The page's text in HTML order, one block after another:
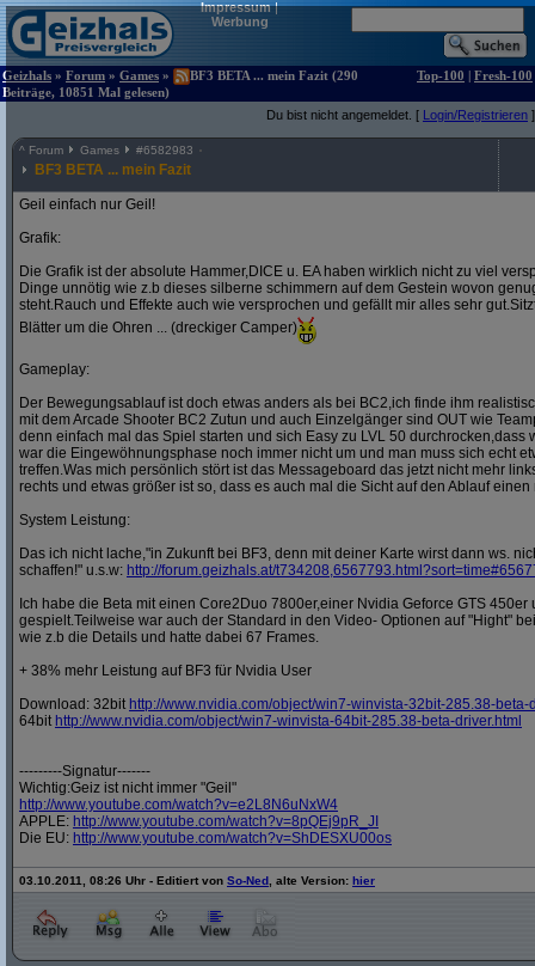
Impressum|
Werbung
Geizhals » Forum » Games »
BF3 BETA ... mein Fazit (290
Beiträge, 10851 Mal gelesen)
Top-100 | Fresh-100
Du bist nicht angemeldet. [ Login/Registrieren ]
^ Forum Games #6582983
BF3 BETA ... mein Fazit
Geil einfach nur Geil!
Grafik:
Die Grafik ist der absolute Hammer,DICE u. EA haben wirklich nicht zu viel
Dinge unnötig wie z.b dieses silberne schimmern auf dem Gestein wovon
steht.Rauch und Effekte auch wie versprochen und gefällt mir alles sehr
Blätter um die Ohren ... (dreckiger Camper)
Gameplay:
Der Bewegungsablauf ist doch etwas anders als bei BC2,ich finde ihm
mit dem Arcade Shooter BC2 Zutun und auch Einzelgänger sind OUT wie
denn einfach mal das Spiel starten und sich Easy zu LVL 50 durchrocken,dass
war die Eingewöhnungsphase noch immer nicht um und man muss sich echt
treffen.Was mich persönlich stört ist das Messageboard das jetzt nicht mehr
rechts und etwas größer ist so, dass es auch mal die Sicht auf den Ablauf einen
System Leistung:
Das ich nicht lache,"in Zukunft bei BF3, denn mit deiner Karte wirst dann ws.
schaffen!" u.s.w: http://forum.geizhals.at/t734208,6567793.html?
Ich habe die Beta mit einen Core2Duo 7800er,einer Nvidia Geforce GTS 450er
gespielt.Teilweise war auch der Standard in den Video- Optionen auf "Hight"
wie z.b die Details und hatte dabei 67 Frames.
+ 38% mehr Leistung auf BF3 für Nvidia User
Download: 32bit http://www.nvidia.com/object/win7-winvista-32bit-285.38-beta-
64bit http://www.nvidia.com/object/win7-winvista-64bit-285.38-beta-driver.html
---------Signatur-------
Wichtig:Geiz ist nicht immer "Geil"
http://www.youtube.com/watch?v=e2L8N6uNxW4
APPLE: http://www.youtube.com/watch?v=8pQEj9pR_JI
Die EU: http://www.youtube.com/watch?v=ShDESXU00os
03.10.2011, 08:26 Uhr - Editiert von So-Ned , alte Version: hier